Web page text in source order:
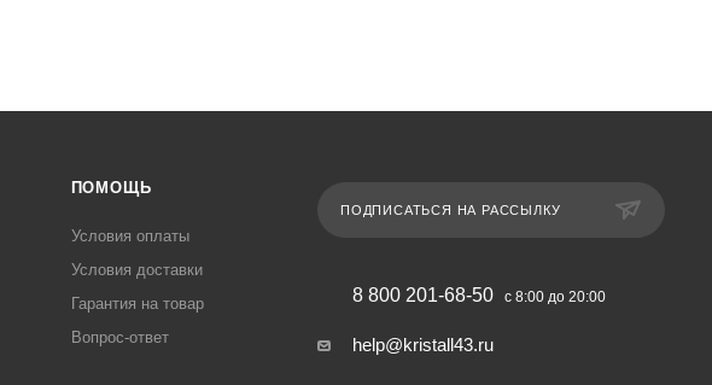
ПОМОЩЬ
Условия оплаты
Условия доставки
Гарантия на товар
Вопрос-ответ
ПОДПИСАТЬСЯ НА РАССЫЛКУ
8 800 201-68-50 с 8:00 до 20:00
help@kristall43.ru